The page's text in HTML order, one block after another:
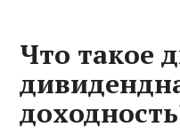
Что такое